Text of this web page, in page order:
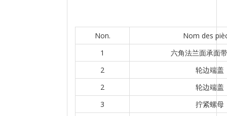
Non.
Nom des
1
六角法兰面承面
2
轮边端盖
2
轮边端盖
3
拧紧螺母